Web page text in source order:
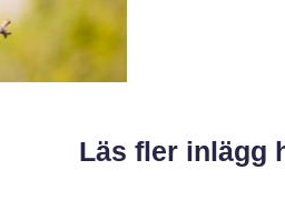
Läs fler inlägg